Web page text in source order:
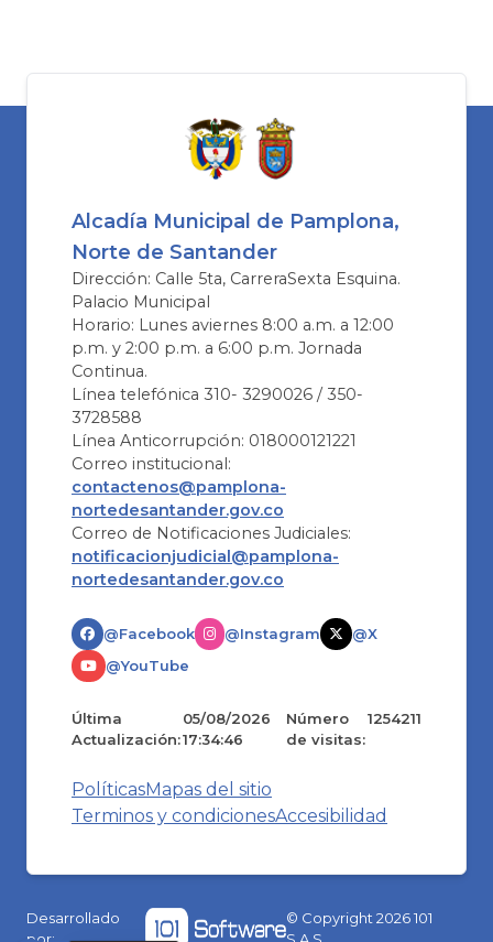
Alcadía Municipal de Pamplona,
Norte de Santander
Dirección: Calle 5ta, CarreraSexta Esquina.
Palacio Municipal
Horario: Lunes aviernes 8:00 a.m. a 12:00
p.m. y 2:00 p.m. a 6:00 p.m. Jornada
Continua.
Línea telefónica 310- 3290026 / 350-
3728588
Línea Anticorrupción: 018000121221
Correo institucional:
contactenos@pamplona-
nortedesantander.gov.co
Correo de Notificaciones Judiciales:
notificacionjudicial@pamplona-
nortedesantander.gov.co
@Facebook @Instagram
@X
@YouTube
Última
Actualización:
05/08/2026
17:34:46
Número
de visitas:
1254211
PolíticasMapas del sitio
Terminos y condicionesAccesibilidad
Desarrollado
por:
© Copyright2026101
S.A.S.